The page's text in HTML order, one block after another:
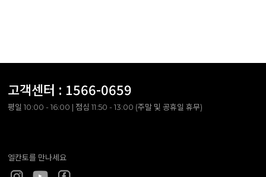
고객센터 : 1566-0659
평일 10:00 - 16:00 | 점심 11:50 - 13:00 (주말 및 공휴일 휴무)
엘칸토를 만나세요